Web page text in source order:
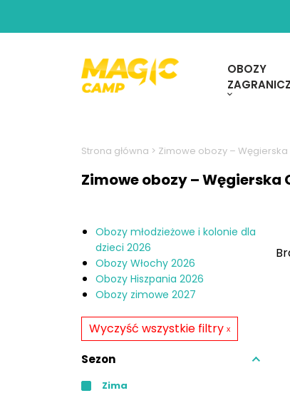
OBOZY
Strona główna > Zimowe obozy – Węgierska
Zimowe obozy – Węgierska
Obozy młodzieżowe i kolonie dla
dzieci 2026
Obozy Włochy 2026
Obozy Hiszpania 2026
Obozy zimowe 2027
Wyczyść wszystkie filtryₓ
Sezon
Zima